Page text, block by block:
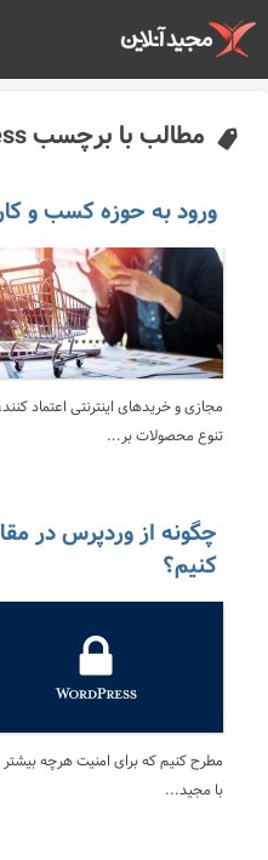
مطالب با برچسب wordpress
ورود به حوزه کسب و
مجازی و خریدهای اینترنتی اعتماد
تنوع محصولات بر...
چگونه از وردپرس در
کنیم؟
مطرح کنیم که برای امنیت هرچه
با مجید...